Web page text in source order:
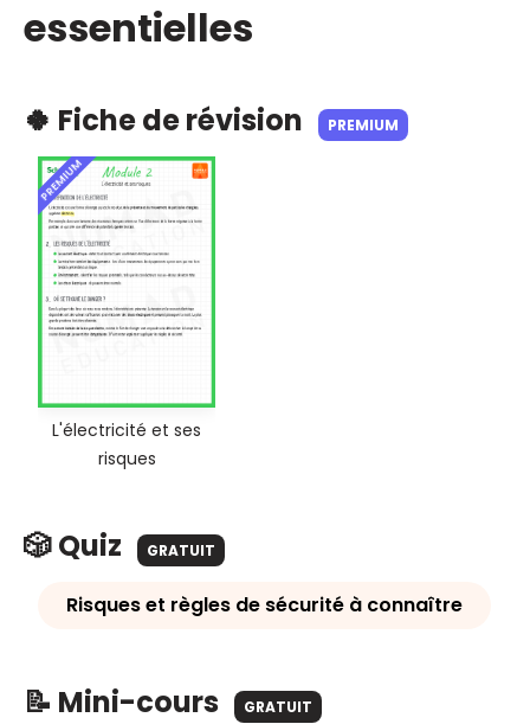
essentielles
🍀 Fiche de révision PREMIUM
PREMIUM
L'électricité et ses
risques
🎲 Quiz GRATUIT
Risques et règles de sécurité à connaître
📝 Mini-cours GRATUIT